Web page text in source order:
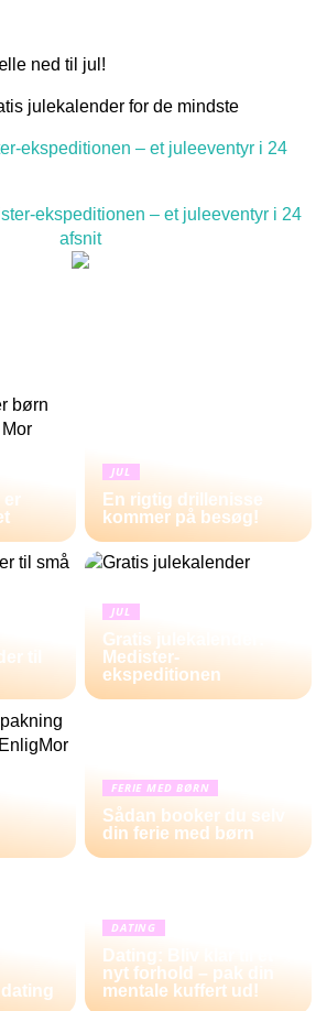
ned til jul!
ekspeditionen – et juleeventyr i 24
ekspeditionen – et juleeventyr i 24
afsnit
er
JUL
En rigtig drillenisse
kommer på besøg!
til
JUL
Gratis julekalender:
Medister-
ekspeditionen
FERIE MED BØRN
Sådan booker du selv
din ferie med børn
DATING
Dating: Bliv klar til et
nyt forhold – pak din
mentale kuffert ud!